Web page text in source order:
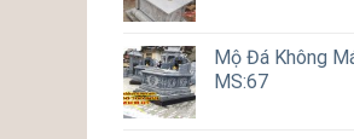
Mộ Đá Không
MS:67